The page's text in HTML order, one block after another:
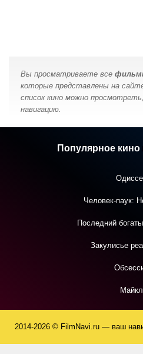
Вы просматриваете все
которые представлены на
список кино можно
навигацию.
Популярное кино
Человек-паук:
Последний
Закулисье
Майкл
2014-2026 © FilmNavi.ru — ваш